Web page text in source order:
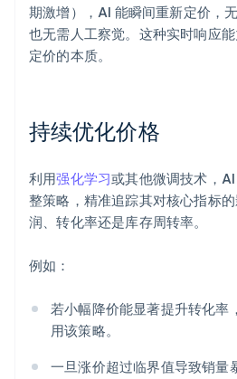
期激增），AI 能瞬间重新定价，
也无需人工察觉。这种实时响应
定价的本质。
持续优化价格
利用强化学习或其他微调技术，
整策略，精准追踪其对核心指标
润、转化率还是库存周转率。
例如：
若小幅降价能显著提升转化率
用该策略。
一旦涨价超过临界值导致销量